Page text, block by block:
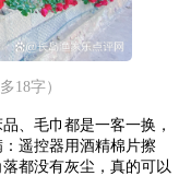
18字）
、毛巾都是一客一换，
遥控器用酒精棉片擦
都没有灰尘，真的可以